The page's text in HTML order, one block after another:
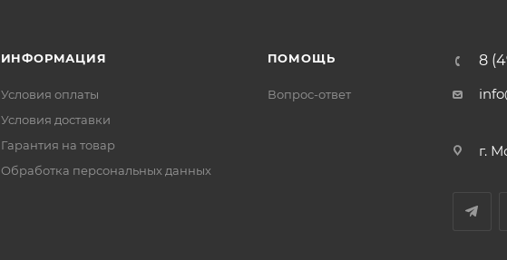
ИНФОРМАЦИЯ
Условия оплаты
Условия доставки
Гарантия на товар
Обработка персональных данных
ПОМОЩЬ
Вопрос-ответ
8
г.